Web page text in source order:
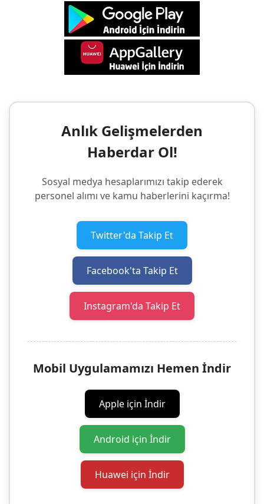
Anlık Gelişmelerden
Haberdar Ol!
Sosyal medya hesaplarımızı takip ederek
personel alımı ve kamu haberlerini kaçırma!
Twitter'da Takip Et
Facebook'ta Takip Et
Instagram'da Takip Et
Mobil Uygulamamızı Hemen İndir
Apple için İndir
Android için İndir
Huawei için İndir